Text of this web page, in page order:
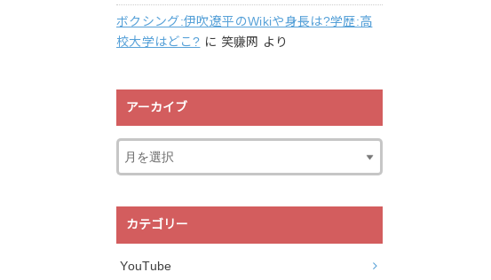
ボクシング:伊吹遼平のWikiや身長は?学歴:高
校大学はどこ? に 笑赚网 より
アーカイブ
カテゴリー
YouTube